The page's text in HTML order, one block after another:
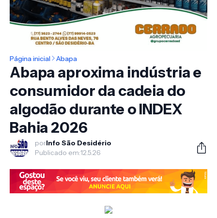
Página inicial Abapa
Abapa aproxima indústria e
consumidor da cadeia do
algodão durante o INDEX
Bahia 2026
porInfo São Desidério
Publicado em:12.5.26